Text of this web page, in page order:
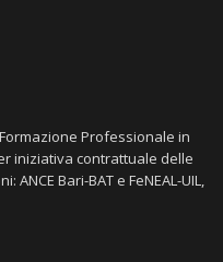
Professionale in
iniziativa contrattuale delle
Bari-BAT e FeNEAL-UIL,